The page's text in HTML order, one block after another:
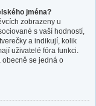
jména?
zobrazeny u
s vaší hodností,
a indikují, kolik
uživatelé fóra funkci.
obecně se jedná o